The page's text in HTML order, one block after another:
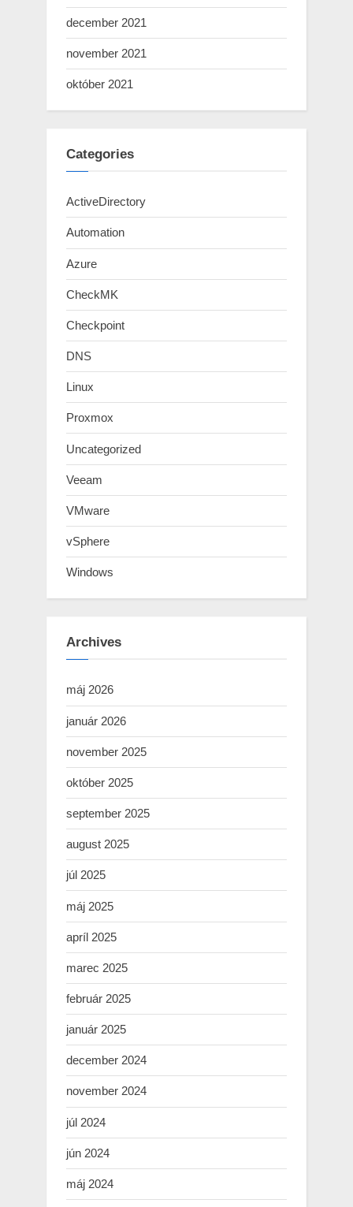
december 2021
november 2021
október 2021
Categories
ActiveDirectory
Automation
Azure
CheckMK
Checkpoint
DNS
Linux
Proxmox
Uncategorized
Veeam
VMware
vSphere
Windows
Archives
máj 2026
január 2026
november 2025
október 2025
september 2025
august 2025
júl 2025
máj 2025
apríl 2025
marec 2025
február 2025
január 2025
december 2024
november 2024
júl 2024
jún 2024
máj 2024